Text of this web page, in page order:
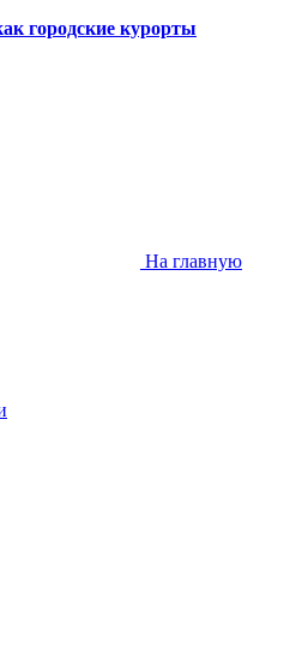
городские курорты
На главную